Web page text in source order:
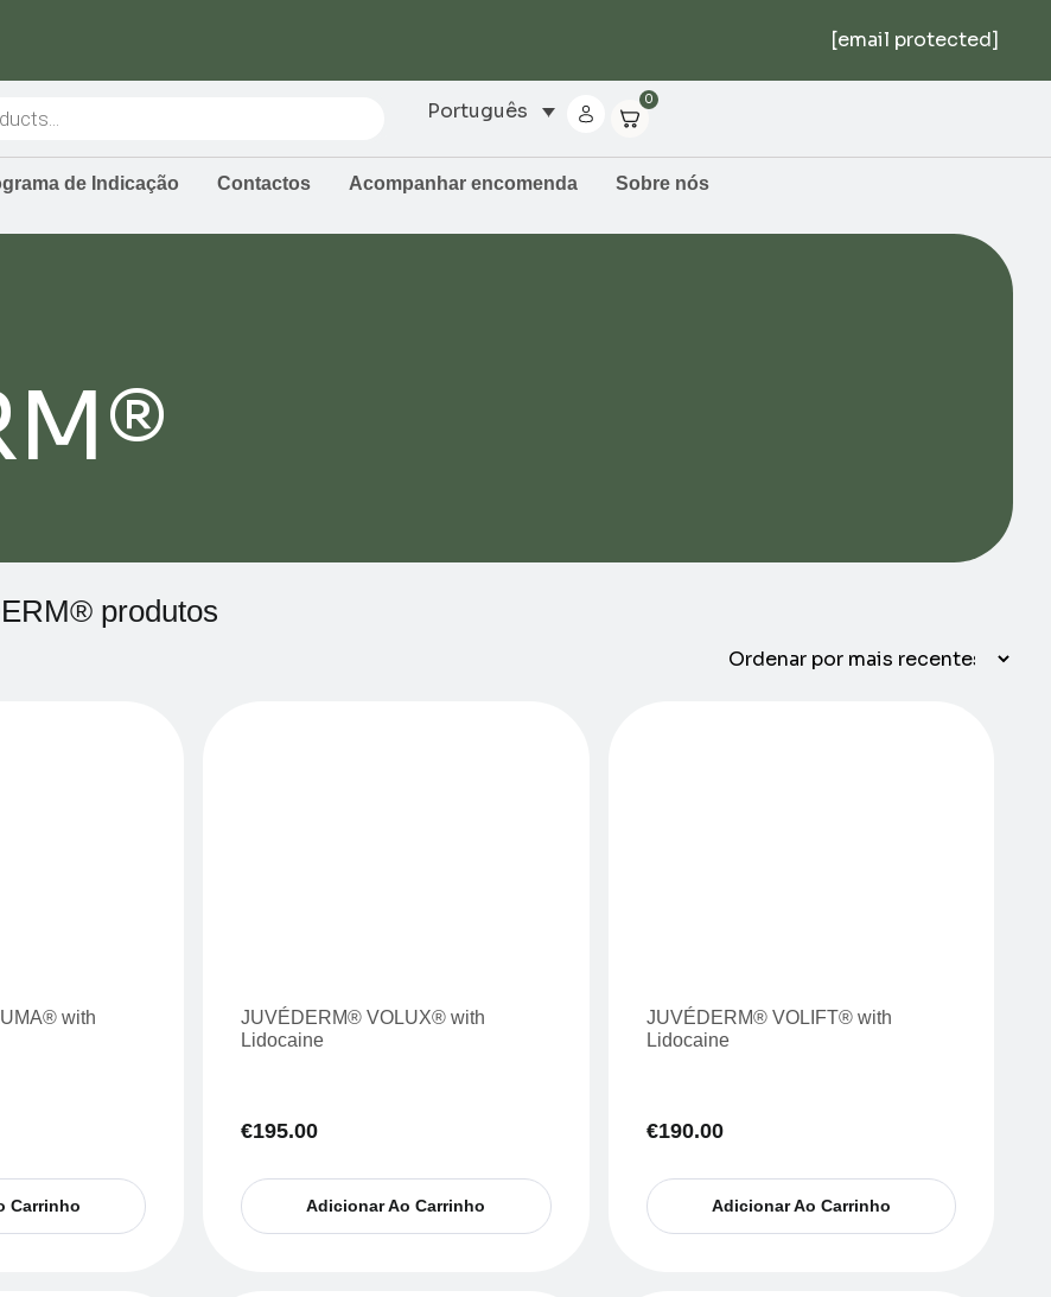
[email protected]
Português 0
de Indicação Contactos Acompanhar encomenda Sobre nós
produtos
with
Carrinho
JUVÉDERM® VOLUX® with
Lidocaine
€195.00
Adicionar Ao Carrinho
JUVÉDERM® VOLIFT® with
Lidocaine
€190.00
Adicionar Ao Carrinho